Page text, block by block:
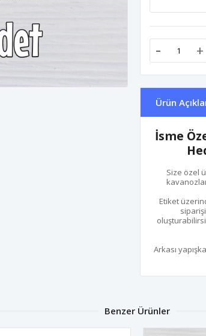
- +
Ürün
İsme
Size özel
Etiket
Arkası
Benzer Ürünler